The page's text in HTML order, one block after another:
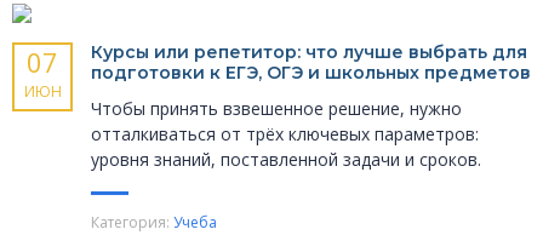
07
ИЮН
Курсы или репетитор: что лучше выбрать для
подготовки к ЕГЭ, ОГЭ и школьных предметов
Чтобы принять взвешенное решение, нужно
отталкиваться от трёх ключевых параметров:
уровня знаний, поставленной задачи и сроков.
Категория: Учеба